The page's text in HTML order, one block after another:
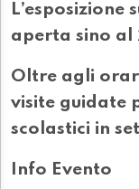
aperta sino
Oltre agli
visite guidate
scolastici in
Info Evento